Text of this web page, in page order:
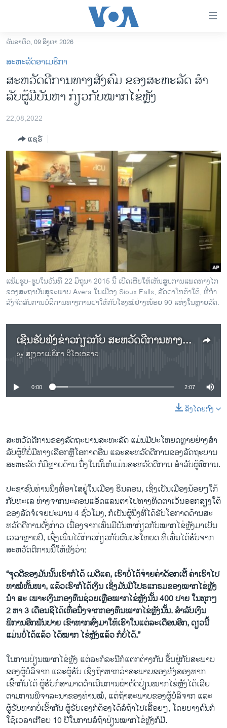
ເຂົ້າ
ຫາ
ຂ້າມ
ຂ້າມ
ຫາ
ອາເມຣິກາ
ການເລືອກຕັ້ງ ປະທານາທີບໍດີ ສະຫະລັດ 2024
ຂ່າວ​ຈີນ
ໂລກ
ເອເຊຍ
ອິດສະຫຼະພາບດ້ານການຂ່າວ
ຊີວິດຊາວລາວ
ຊຸມຊົນຊາວລາວ
ວິທະຍາສາດ-ເທັກໂນໂລຈີ
ພາສາອັງກິດ
ວີດີໂອ
ສຽງ
ລາຍງານ
ຕິດຕາມພວກເຮົາ ທີ່
ພາສາຕ່າງໆ
ວັນອາທິດ, 09 ສິງຫາ 2026
ສະຫະລັດອາເມຣິກາ
ສະຫວັດດີການທາງສັງຄົມ ຂອງສະຫະລັດ ສໍາ
ລັບຜູ້ມີບັນຫາ ກ່ຽວກັບໝາກໄຂ່ຫຼັງ
22,08,2022
ແຊຣ໌
ແຟ້ມຮູບ-ຮູບໃນວັນທີ 22 ມິຖຸນາ 2015 ນີ້ ເປີດເຜີຍໃຫ້ເຫັນສູນການແພດທາງໄກ
ຂອງສະຖາບັນສຸຂະພາບ Avera ໃນເມືອງ Sioux Falls, ລັດດາໂກຕ້າໃຕ້, ທີ່ກໍາ
ລັງຈັດສັນການບໍລິການທາງການຢາໃຫ້ກັບໂຮງໝໍຢ່າງໜ້ອຍ 90 ແຫ່ງໃນຫຼາຍລັດ.
ເຊີນຮັບຟັງຂ່າວກ່ຽວກັບ ສະຫວັດດີການທາງສັງຄົມຂອງລັດຖະບານສະຫະລັດ ສໍາລັບຜູ້ມີບັນຫາກ່ຽວກັບໝາກໄຂ່ຫຼັງ
by ສຽງອາເມຣິກາ ວີໂອເອລາວ
No media source currently available
0:00 2:07
ລິງໂດຍກົງ
ສະຫວັດດີການຂອງລັດຖະບານສະຫະລັດ ແມ່ນມີປະໂຫຍດຫຼາຍຢ່າງສໍາ
ລັບຜູ້ທີ່ບໍ່ມີທາງເລືອກຫຼືໂອກາດອື່ນ ແລະສະຫວັດດີການຂອງລັດຖະບານ
ສະຫະລັດ ກໍມີຫຼາຍດ້ານ ນຶ່ງໃນນັ້ນກໍແມ່ນສະຫວັດດີການ ສໍາລັບຜູ້ພິການ.
ປະຊາຊົນທ່ານນຶ່ງທີ່ອາໄສຢູ່ໃນເມືອງ ຣິນຄອນ, ເຊິ່ງເປັນເມືອງນ້ອຍໆໃກ້
ກັບທະເລ ຫ່າງຈາກນະຄອນແອັດແລນຕາໄປທາງທິດຕາເວັນອອກສຽງໃຕ້
ຂອງລັດຈໍເຈຍປະມານ 4 ຊົ່ວໂມງ, ກໍເປັນຜູ້ນຶ່ງທີ່ໄດ້ຮັບໂອກາດດ້ານສະ
ຫວັດດີການດັ່ງກ່າວ ເນື່ອງຈາກເພິ່ນມີບັນຫາກ່ຽວກັບໝາກໄຂ່ຫຼັງມາເປັນ
ເວລາຫຼາຍປີ, ເຊິ່ງເພິ່ນໄດ້ກ່າວກ່ຽວກັບຜົນປະໂຫຍດ ທີ່ເພິ່ນໄດ້ຮັບຈາກ
ສະຫວັດດີການນີ້ໃຫ້ຟັງວ່າ:
“ຈຸດດີຂອງມັນນັ້ນເຮົາກໍໄດ້ ເມດີແຄ, ເຮົາບໍ່ໄດ້ຈ່າຍຄ່າດັອກເຕີ້ ຄ່າເຮົາໄປ
ຫາໝໍຫັ້ນໜາ, ແລ້ວເຮົາກໍໄດ້ເງິນ ເຊິ່ງມັນມີໂປຣແກຣມຂອງໝາກໄຂ່ຫຼັງ
ນໍາ ສະ ເພາະເງິນກອງທຶນຊ່ວຍເຫຼືອໝາກໄຂ່ຫຼັງນັ້ນ400 ປາຍ ໃນທຸກໆ
2 ຫາ 3 ເດືອນຊິໄດ້ເທື່ອນຶ່ງຈາກກອງທຶນໝາກໄຂ່ຫຼັງນັ້ນ. ສໍາລັບເງິນ
ພິການອີກພັນປາຍ ເຂົາຫາກສົ່ງມາໃຫ້ເຮົາໃນແຕ່ລະເດືອນອີກ, ດຽວນີ້
ແມ່ນບໍ່ໄດ້ແລ້ວ ໄດ້ໝາກ ໄຂ່ຫຼັງແລ້ວ ກໍບໍ່ໄດ້.”
ໃນການປ່ຽນໝາກໄຂ່ຫຼັງ ແຕ່ລະກໍລະນີກໍແຕກຕ່າງກັນ ຂຶ້ນຢູ່ກັບສະພາບ
ຂອງຜູ້ບໍລິຈາກ ແລະຜູ້ຮັບ ເຊິ່ງຖ້າຫາກວ່າສະພາບຂອງທັງສອງຫາກ
ເຂົ້າກັນໄດ້ ຜູ້ຮັບກໍສາມາດດໍາເນີນການຜ່າຕັດປ່ຽນໝາກໄຂ່ຫຼັງໄດ້ເລີຍ
ຕາມການພິຈາລະນາຂອງທ່ານໝໍ, ແຕ່ຖ້າສະພາບຂອງຜູ້ບໍລິຈາກ ແລະ
ຜູ້ຮັບຫາກບໍ່ເຂົ້າກັນ ຜູ້ຮັບເອງກໍຕ້ອງໄດ້ລໍຖ້າໄປເລື້ອຍໆ, ໂດຍບາງຄົນກໍ
ໃຊ້ເວລາເກືອບ 10 ປີໃນການລໍຖ້າປ່ຽນໝາກໄຂ່ຫຼັງກໍມີ.